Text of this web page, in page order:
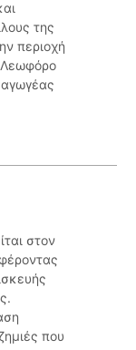
της
περιοχή
στον
που